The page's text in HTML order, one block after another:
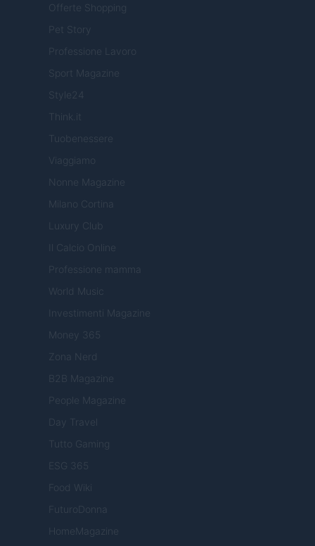
Offerte Shopping
Pet Story
Professione Lavoro
Sport Magazine
Style24
Think.it
Tuobenessere
Viaggiamo
Nonne Magazine
Milano Cortina
Luxury Club
Il Calcio Online
Professione mamma
World Music
Investimenti Magazine
Money 365
Zona Nerd
B2B Magazine
People Magazine
Day Travel
Tutto Gaming
ESG 365
Food Wiki
FuturoDonna
HomeMagazine